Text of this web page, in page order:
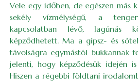
Vele egy időben, de egészen más
sekély vízmélységű, a
kapcsolatban lévő, lagúnás
képződhetett. Ma a gipsz- és
távolságra egymástól bukkannak
jelenti, hogy képződésük idején
Hiszen a régebbi földtani